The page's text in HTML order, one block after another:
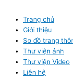
Trang chủ
Giới thiệu
Sơ đồ trang
Thư viện ảnh
Thư viện Video
Liên hệ